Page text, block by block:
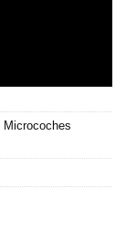
Microcoches